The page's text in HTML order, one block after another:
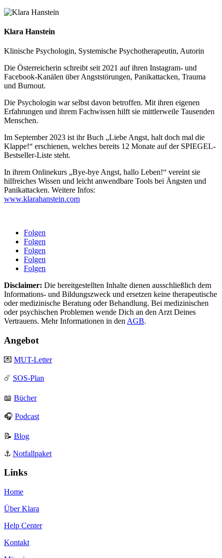
Klara Hanstein
Klinische Psychologin, Systemische Psychotherapeutin, Autorin
Die Österreicherin schreibt seit 2021 auf ihren Instagram- und
Facebook-Kanälen über Angststörungen, Panikattacken, Trauma
und Burnout.
Die Psychologin war selbst davon betroffen. Mit ihren eigenen
Erfahrungen und ihrem Fachwissen hilft sie mittlerweile Tausenden
Menschen.
Im September 2023 ist ihr Buch „Liebe Angst, halt doch mal die
Klappe!“ erschienen, welches bereits 12 Monate auf der SPIEGEL-
Bestseller-Liste steht.
In ihrem Onlinekurs „Bye-bye Angst, hallo Leben!“ vereint sie
hilfreiches Wissen und leicht anwendbare Tools bei Ängsten und
Panikattacken. Weitere Infos:
www.klarahanstein.com
Folgen
Folgen
Folgen
Folgen
Folgen
Disclaimer: Die bereitgestellten Inhalte dienen ausschließlich dem
Informations- und Bildungszweck und ersetzen keine therapeutische
oder medizinische Beratung oder Behandlung. Bei medizinischen
oder psychischen Problemen wende Dich an den Arzt Deines
Vertrauens. Mehr Informationen in den AGB.
Angebot
💌 MUT-Letter
☄️ SOS-Plan
📖 Bücher
🎧 Podcast
📝 Blog
⚓️ Notfallpaket
Links
Home
Über Klara
Help Center
Kontakt